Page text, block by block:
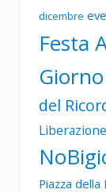
dicembre
Festa
del
Liberazione
Piazza della